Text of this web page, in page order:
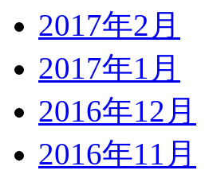
2017年2月
2017年1月
2016年12月
2016年11月